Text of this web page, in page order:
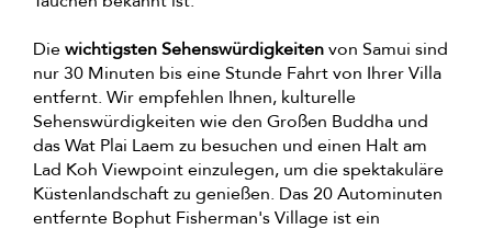
Diewichtigsten Sehenswürdigkeitenvon Samui sind
nur 30 Minuten bis eine Stunde Fahrt von Ihrer Villa
entfernt. Wir empfehlen Ihnen, kulturelle
Sehenswürdigkeiten wie den Großen Buddha und
das Wat Plai Laem zu besuchen und einen Halt am
Lad Koh Viewpoint einzulegen, um die spektakuläre
Küstenlandschaft zu genießen. Das 20 Autominuten
entfernte Bophut Fisherman's Village ist ein